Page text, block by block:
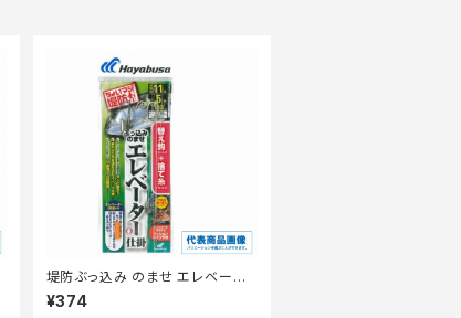
堤防ぶっ込み のませ エレベータ
ー仕掛 HD301ー12ー6
¥374